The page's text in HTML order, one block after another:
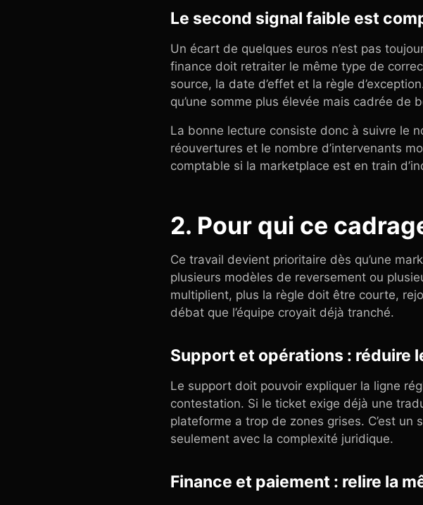
Le second signal faible est
Un écart de quelques euros n’est pas
finance doit retraiter le même type de
source, la date d’effet et la règle
qu’une somme plus élevée mais cadrée de
La bonne lecture consiste donc à suivre le
réouvertures et le nombre d’intervenants
comptable si la marketplace est en train
2. Pour qui ce
Ce travail devient prioritaire dès qu’une
plusieurs modèles de reversement ou
multiplient, plus la règle doit être courte,
débat que l’équipe croyait déjà tranché.
Support et opérations : réduire
Le support doit pouvoir expliquer la ligne
contestation. Si le ticket exige déjà une
plateforme a trop de zones grises. C’est
seulement avec la complexité juridique.
Finance et paiement : relire la